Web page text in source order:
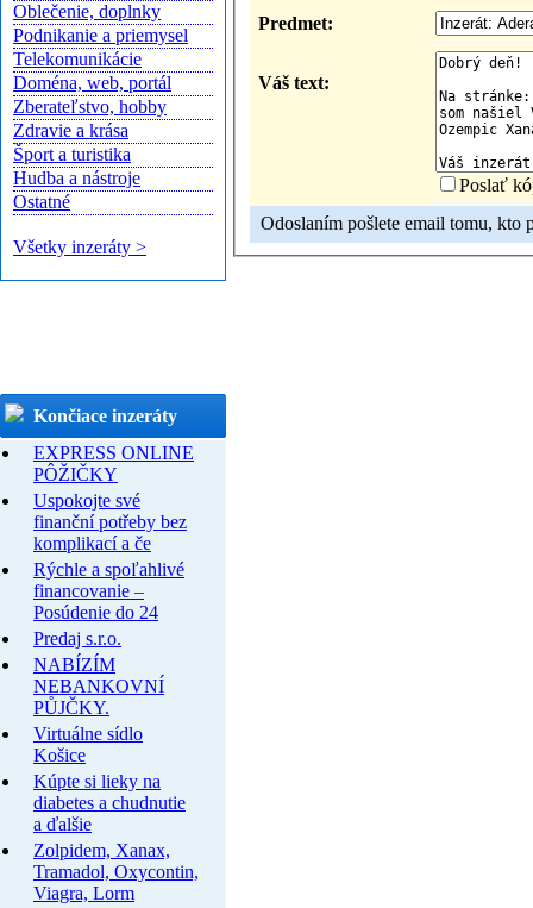
Oblečenie, doplnky
Podnikanie a priemysel
Telekomunikácie
Doména, web, portál
Zberateľstvo, hobby
Zdravie a krása
Šport a turistika
Hudba a nástroje
Ostatné
Všetky inzeráty >
Končiace inzeráty
EXPRESS ONLINE
PÔŽIČKY
Uspokojte své
finanční potřeby bez
komplikací a če
Rýchle a spoľahlivé
financovanie –
Posúdenie do 24
Predaj s.r.o.
NABÍZÍM
NEBANKOVNÍ
PŮJČKY.
Virtuálne sídlo
Košice
Kúpte si lieky na
diabetes a chudnutie
a ďalšie
Zolpidem, Xanax,
Tramadol, Oxycontin,
Viagra, Lorm
Predmet:
Váš text:
Poslať
Odoslaním pošlete email tomu, kto